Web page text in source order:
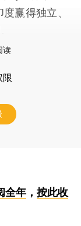
赢得独立、
读
限
全年， 按此收